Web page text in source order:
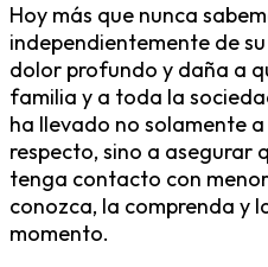
Hoy más que nunca
independientemente de
dolor profundo y daña a
familia y a toda la
ha llevado no solamente
respecto, sino a asegurar
tenga contacto con
conozca, la comprenda y
momento.